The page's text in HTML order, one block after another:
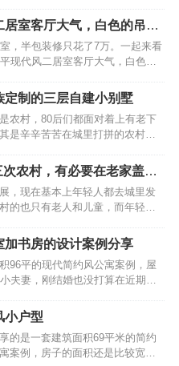
实用年轻人则不同，他们认为卧
的，但不能只用来睡觉，能融入
双人床，只要能躺下睡个好觉，
谓是极为“走心”！36㎡小宅，创意
面，空间却毫不拥挤！这便是那
于公寓的户型样式。听他讲述，
是一个方盒子般的户型。36㎡小
在衣柜上面，空间却毫不拥挤！
设置的玄关，不过，进屋之后的
，白色的柜门也显得格外清新耐
居室客厅大气，白色的吊顶
禅意
，半包装修只花了7万。一起来看
现代风二居室客厅大气，白色的
彩。86平现代风二居室客厅大
现出十足的禅意客厅整体采用白
整洁，白色沙发上的各式各样的
力。86平现代风二居室客厅大
现出十足的禅意客厅给人一种强
吊顶展现出十足的禅意。让一切
气，白色的吊顶展现出十足的禅
定制的三层自建小别墅
农村，80后们都面对着上有老下
是辛辛苦苦在城里打拼的农村
、夫妻俩全可以住的下实在有点
会选择在老家再盖一栋小别墅，
方便，二来趁着政策还允许，在
着，或者以后等老了给自己养老
的房子适合现在的农村建造呢？
家介绍一款美观又实用的别墅户
的造型非常新颖，非常大方时
，不…
农村，有必要在老家盖新
，现在基本上年轻人都去城里发
的也只有老人和儿童，而年轻人
老家建房，这又是为什么呢？不
渐高涨的房价，让他们无法承
最不济还有一块地，或建房或种
里总安定些。有人说，那是为了
赚了多少钱，还是身家千万，但
但是在老家建一栋上档次的别
母在老家呆了大半辈子，在城里
家安…
加书房的设计案例分享
96平的现代简约风公寓案例，屋
夫妻，刚结婚也没打算在近期要
实用设计理念，来营造出一个简
空间。下面就一起来看看吧~96㎡
室加书房的设计，舒适且温馨！
修案例分享，卧室加书房的设
小户型
的是一套建筑面积69平米的简约
案例，房子的面积还是比较宽敞